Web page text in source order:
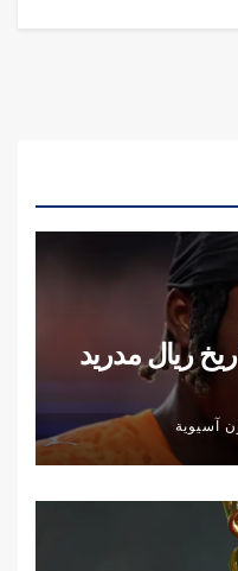
ريال مدريد
آسيوية